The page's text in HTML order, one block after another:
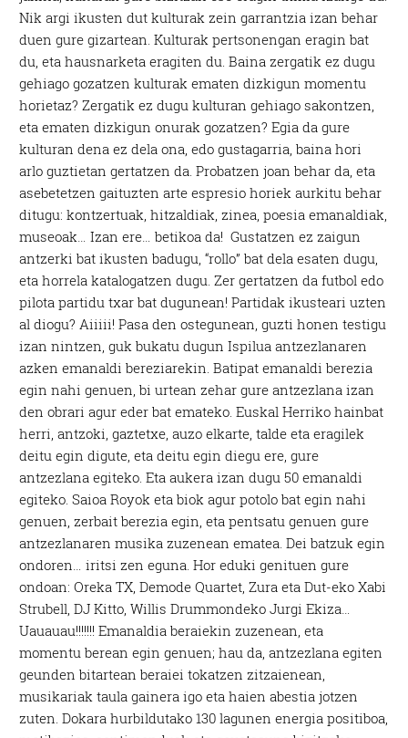
Nik argi ikusten dut kulturak zein garrantzia izan behar
duen gure gizartean. Kulturak pertsonengan eragin bat
du, eta hausnarketa eragiten du. Baina zergatik ez dugu
gehiago gozatzen kulturak ematen dizkigun momentu
horietaz? Zergatik ez dugu kulturan gehiago sakontzen,
eta ematen dizkigun onurak gozatzen? Egia da gure
kulturan dena ez dela ona, edo gustagarria, baina hori
arlo guztietan gertatzen da. Probatzen joan behar da, eta
asebetetzen gaituzten arte espresio horiek aurkitu behar
ditugu: kontzertuak, hitzaldiak, zinea, poesia emanaldiak,
museoak… Izan ere… betikoa da! Gustatzen ez zaigun
antzerki bat ikusten badugu, “rollo” bat dela esaten dugu,
eta horrela katalogatzen dugu. Zer gertatzen da futbol edo
pilota partidu txar bat dugunean! Partidak ikusteari uzten
al diogu? Aiiiii! Pasa den ostegunean, guzti honen testigu
izan nintzen, guk bukatu dugun Ispilua antzezlanaren
azken emanaldi bereziarekin. Batipat emanaldi berezia
egin nahi genuen, bi urtean zehar gure antzezlana izan
den obrari agur eder bat emateko. Euskal Herriko hainbat
herri, antzoki, gaztetxe, auzo elkarte, talde eta eragilek
deitu egin digute, eta deitu egin diegu ere, gure
antzezlana egiteko. Eta aukera izan dugu 50 emanaldi
egiteko. Saioa Royok eta biok agur potolo bat egin nahi
genuen, zerbait berezia egin, eta pentsatu genuen gure
antzezlanaren musika zuzenean ematea. Dei batzuk egin
ondoren… iritsi zen eguna. Hor eduki genituen gure
ondoan: Oreka TX, Demode Quartet, Zura eta Dut-eko Xabi
Strubell, DJ Kitto, Willis Drummondeko Jurgi Ekiza…
Uauauau!!!!!!! Emanaldia beraiekin zuzenean, eta
momentu berean egin genuen; hau da, antzezlana egiten
geunden bitartean beraiei tokatzen zitzaienean,
musikariak taula gainera igo eta haien abestia jotzen
zuten. Dokara hurbildutako 130 lagunen energia positiboa,